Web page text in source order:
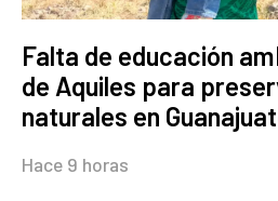
Falta de educación
de Aquiles para
naturales en
Hace 9 horas